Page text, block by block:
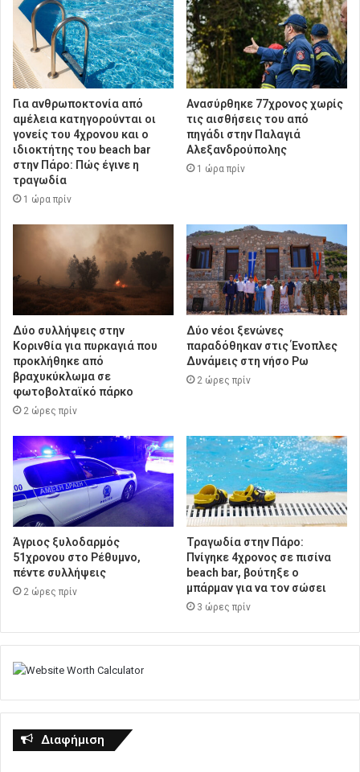
Για ανθρωποκτονία από
αμέλεια κατηγορούνται οι
γονείς του 4χρονου και ο
ιδιοκτήτης του beach bar
στην Πάρο: Πώς έγινε η
τραγωδία
1 ώρα πρίν
Ανασύρθηκε 77χρονος χωρίς
τις αισθήσεις του από
πηγάδι στην Παλαγιά
Αλεξανδρούπολης
1 ώρα πρίν
Δύο συλλήψεις στην
Κορινθία για πυρκαγιά που
προκλήθηκε από
βραχυκύκλωμα σε
φωτοβολταϊκό πάρκο
2 ώρες πρίν
Δύο νέοι ξενώνες
παραδόθηκαν στις Ένοπλες
Δυνάμεις στη νήσο Ρω
2 ώρες πρίν
Άγριος ξυλοδαρμός
51χρονου στο Ρέθυμνο,
πέντε συλλήψεις
2 ώρες πρίν
Τραγωδία στην Πάρο:
Πνίγηκε 4χρονος σε πισίνα
beach bar, βούτηξε ο
μπάρμαν για να τον σώσει
3 ώρες πρίν
Διαφήμιση